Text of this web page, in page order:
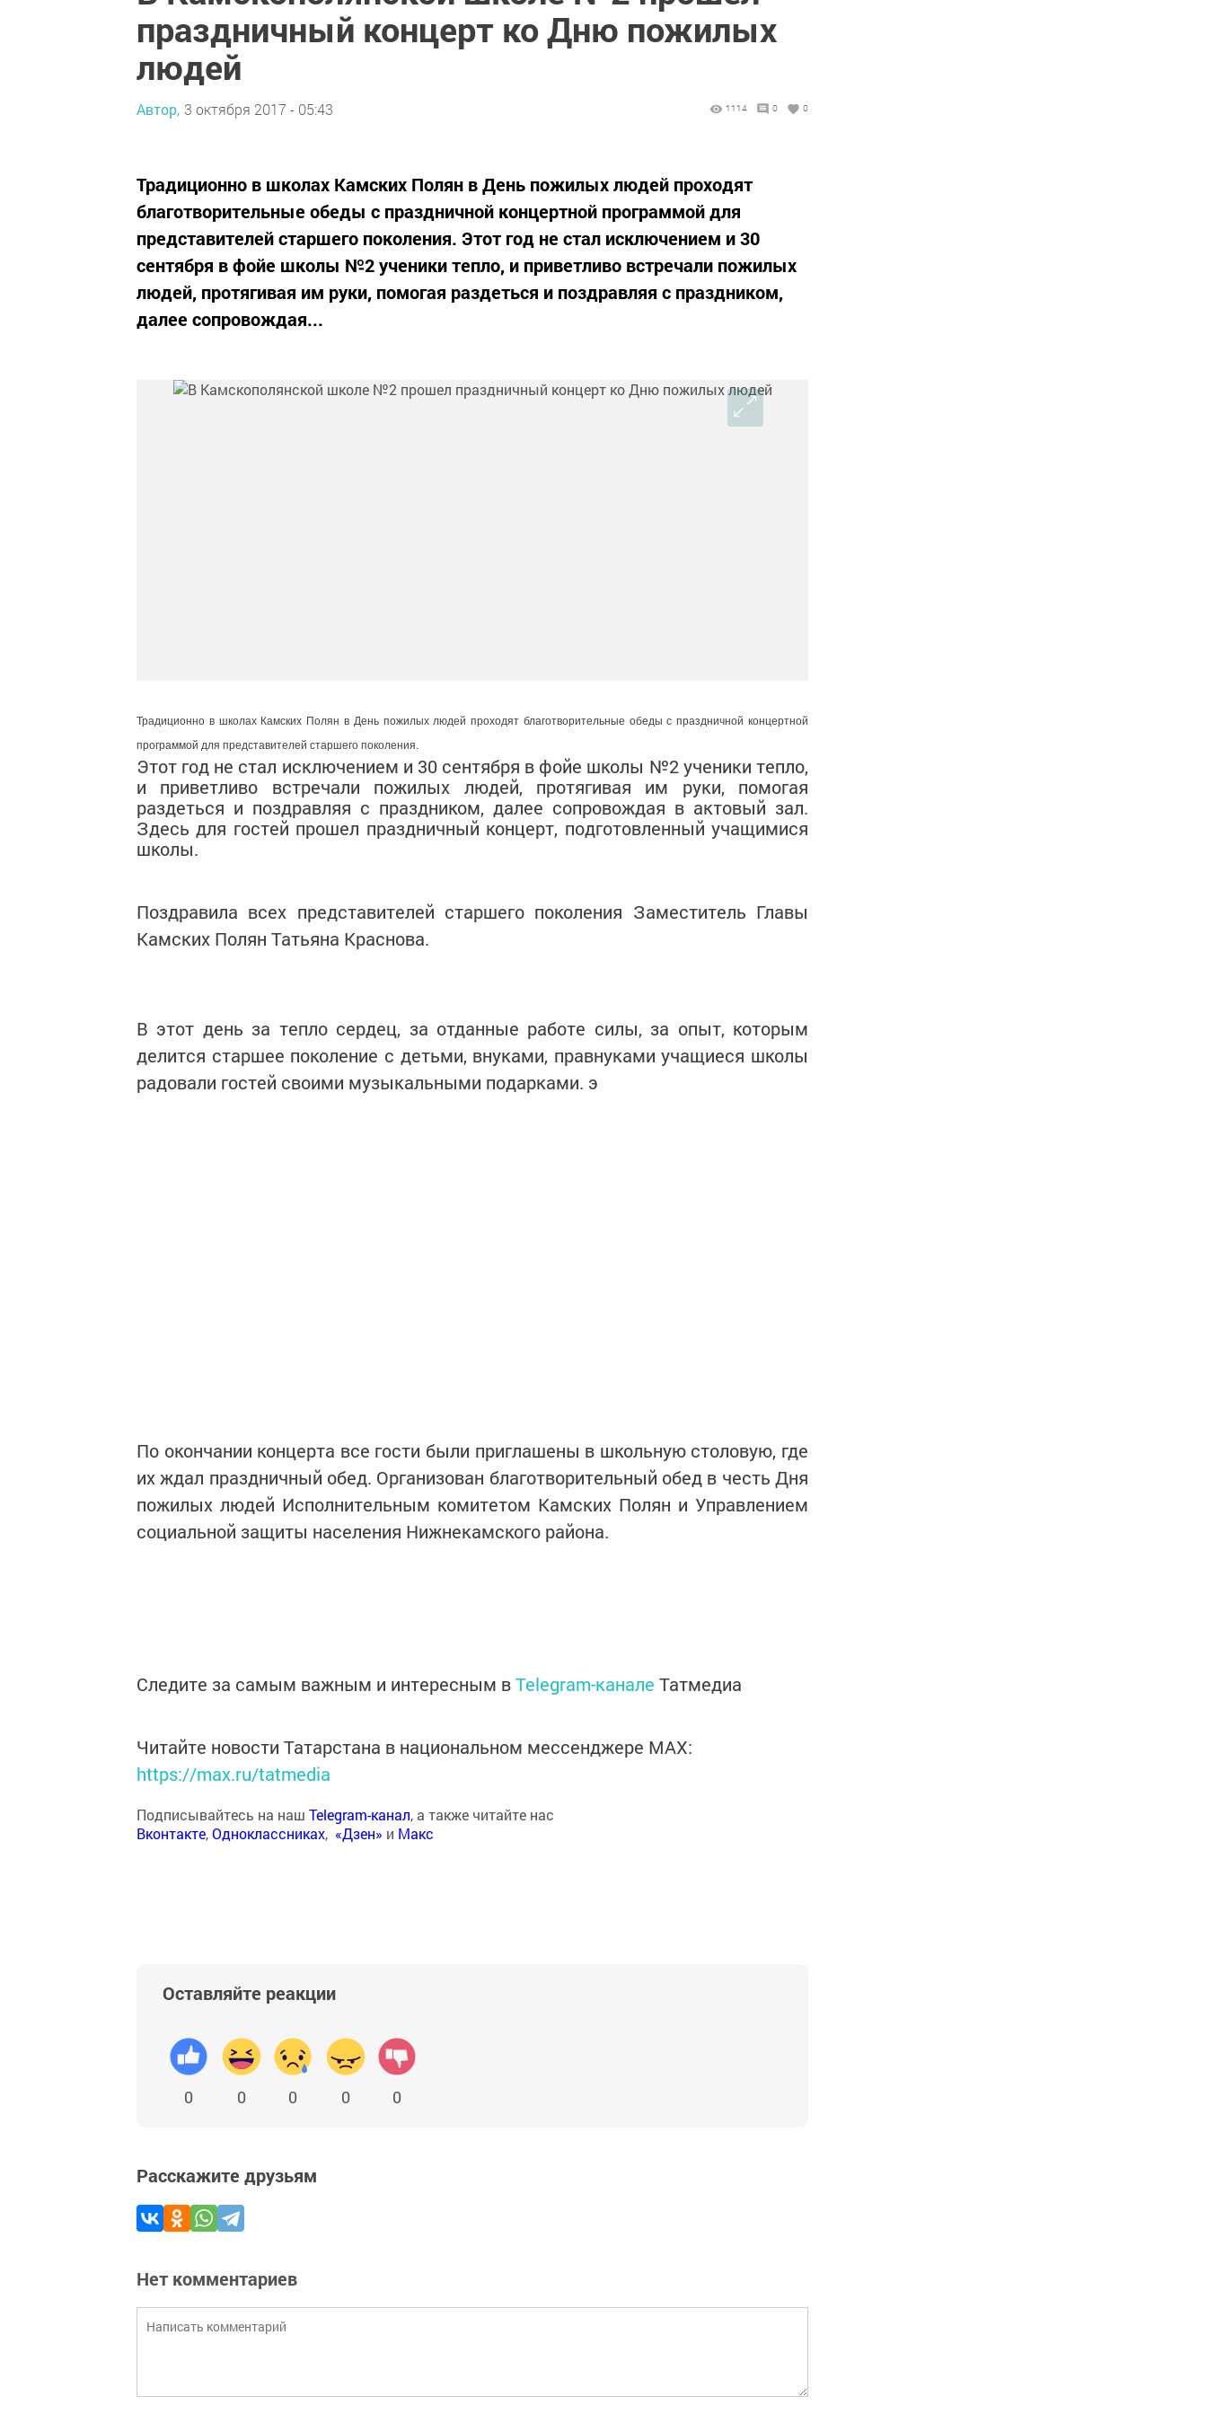
праздничный концерт ко Дню пожилых
людей
Автор, 3 октября 2017 - 05:43 1114 0 0
Традиционно в школах Камских Полян в День пожилых людей проходят
благотворительные обеды с праздничной концертной программой для
представителей старшего поколения. Этот год не стал исключением и 30
сентября в фойе школы №2 ученики тепло, и приветливо встречали пожилых
людей, протягивая им руки, помогая раздеться и поздравляя с праздником,
далее сопровождая...
Традиционно в школах Камских Полян в День пожилых людей проходят благотворительные обеды с праздничной концертной
программой для представителей старшего поколения.
Этот год не стал исключением и 30 сентября в фойе школы №2 ученики тепло,
и приветливо встречали пожилых людей, протягивая им руки, помогая
раздеться и поздравляя с праздником, далее сопровождая в актовый зал.
Здесь для гостей прошел праздничный концерт, подготовленный учащимися
школы.
Поздравила всех представителей старшего поколения Заместитель Главы
Камских Полян Татьяна Краснова.
В этот день за тепло сердец, за отданные работе силы, за опыт, которым
делится старшее поколение с детьми, внуками, правнуками учащиеся школы
радовали гостей своими музыкальными подарками. э
По окончании концерта все гости были приглашены в школьную столовую, где
их ждал праздничный обед. Организован благотворительный обед в честь Дня
пожилых людей Исполнительным комитетом Камских Полян и Управлением
социальной защиты населения Нижнекамского района.
Следите за самым важным и интересным вTelegram-канале Татмедиа
Читайте новости Татарстана в национальном мессенджере MАХ:
https://max.ru/tatmedia
Подписывайтесь на наш Telegram-канал, а также читайте нас
Вконтакте,Одноклассниках, «Дзен» и Макс
Оставляйте реакции
0 0 0 0 0
Расскажите друзьям
Нет комментариев